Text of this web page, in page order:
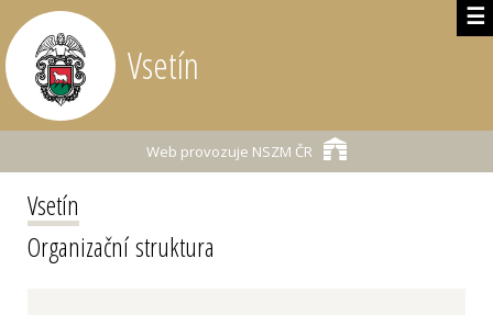
☰
Vsetín
Web provozuje NSZM ČR
Vsetín
Organizační struktura